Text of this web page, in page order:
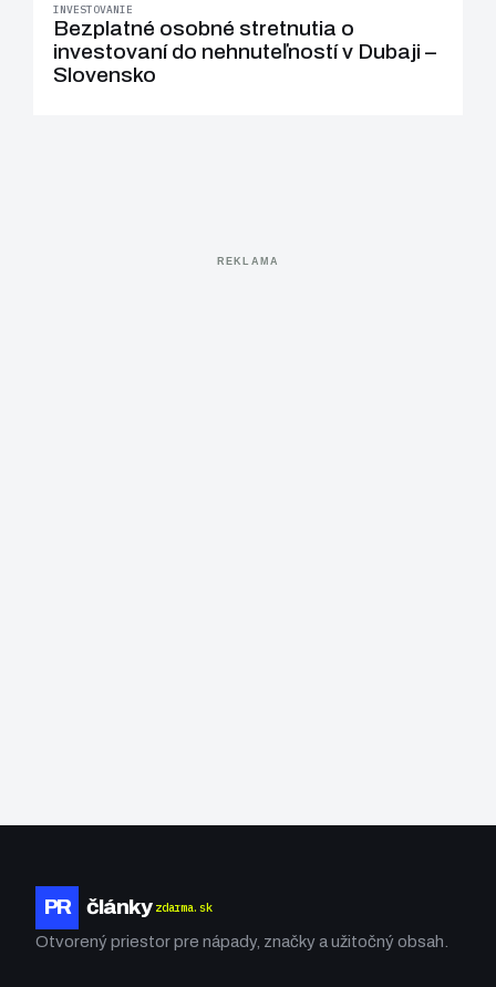
INVESTOVANIE
Bezplatné osobné stretnutia o
investovaní do nehnuteľností v Dubaji –
Slovensko
REKLAMA
PR články zdarma.sk
Otvorený priestor pre nápady, značky a užitočný obsah.